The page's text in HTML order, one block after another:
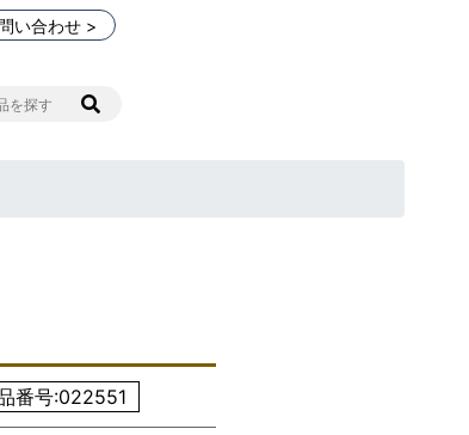
い合わせ >
番号:022551